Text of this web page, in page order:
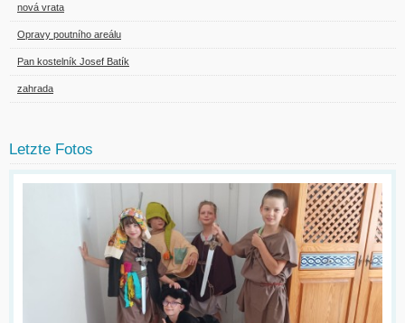
nová vrata
Opravy poutního areálu
Pan kostelník Josef Batík
zahrada
Letzte Fotos